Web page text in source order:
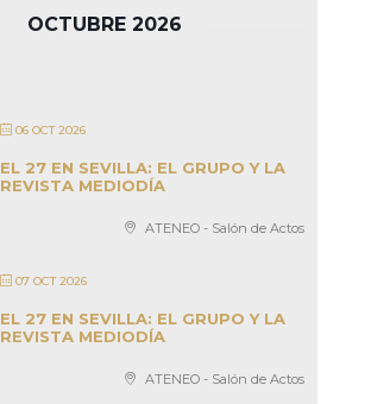
OCTUBRE 2026
06 OCT 2026
EL 27 EN SEVILLA: EL GRUPO Y LA
REVISTA MEDIODÍA
ATENEO - Salón de Actos
07 OCT 2026
EL 27 EN SEVILLA: EL GRUPO Y LA
REVISTA MEDIODÍA
ATENEO - Salón de Actos